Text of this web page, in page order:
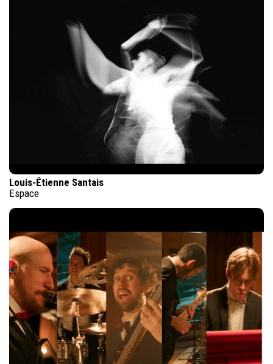
Louis-Étienne Santais
Espace